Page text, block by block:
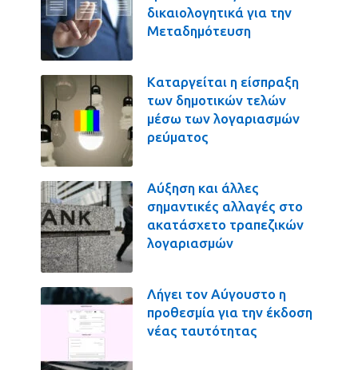
δικαιολογητικά για την
Μεταδημότευση
Καταργείται η είσπραξη
των δημοτικών τελών
μέσω των λογαριασμών
ρεύματος
Αύξηση και άλλες
σημαντικές αλλαγές στο
ακατάσχετο τραπεζικών
λογαριασμών
Λήγει τον Αύγουστο η
προθεσμία για την έκδοση
νέας ταυτότητας